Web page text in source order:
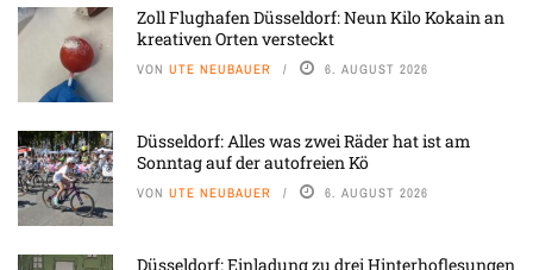
Zoll Flughafen Düsseldorf: Neun Kilo Kokain an
kreativen Orten versteckt
VON UTE NEUBAUER 6. AUGUST 2026
Düsseldorf: Alles was zwei Räder hat ist am
Sonntag auf der autofreien Kö
VON UTE NEUBAUER 6. AUGUST 2026
Düsseldorf: Einladung zu drei Hinterhoflesungen